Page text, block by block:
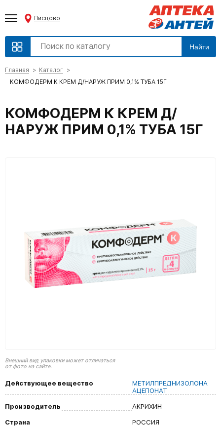
Писцово
Найти
Главная
Каталог
КОМФОДЕРМ К КРЕМ Д/НАРУЖ ПРИМ 0,1% ТУБА 15Г
КОМФОДЕРМ К КРЕМ Д/
НАРУЖ ПРИМ 0,1% ТУБА 15Г
Внешний вид упаковки может отличаться
от фото на сайте.
Действующее вещество
МЕТИЛПРЕДНИЗОЛОНА
АЦЕПОНАТ
Производитель
АКРИХИН
Страна
РОССИЯ